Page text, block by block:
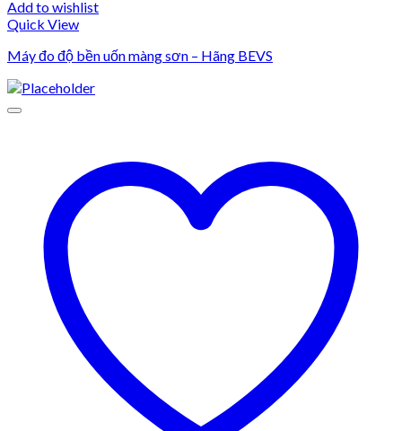
Add to wishlist
Quick View
Máy đo độ bền uốn màng sơn – Hãng BEVS